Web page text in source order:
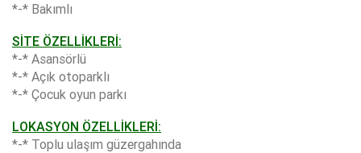
*-* Bakımlı
SİTE ÖZELLİKLERİ:
*-* Asansörlü
*-* Açık otoparklı
*-* Çocuk oyun parkı
LOKASYON ÖZELLİKLERİ:
*-* Toplu ulaşım güzergahında